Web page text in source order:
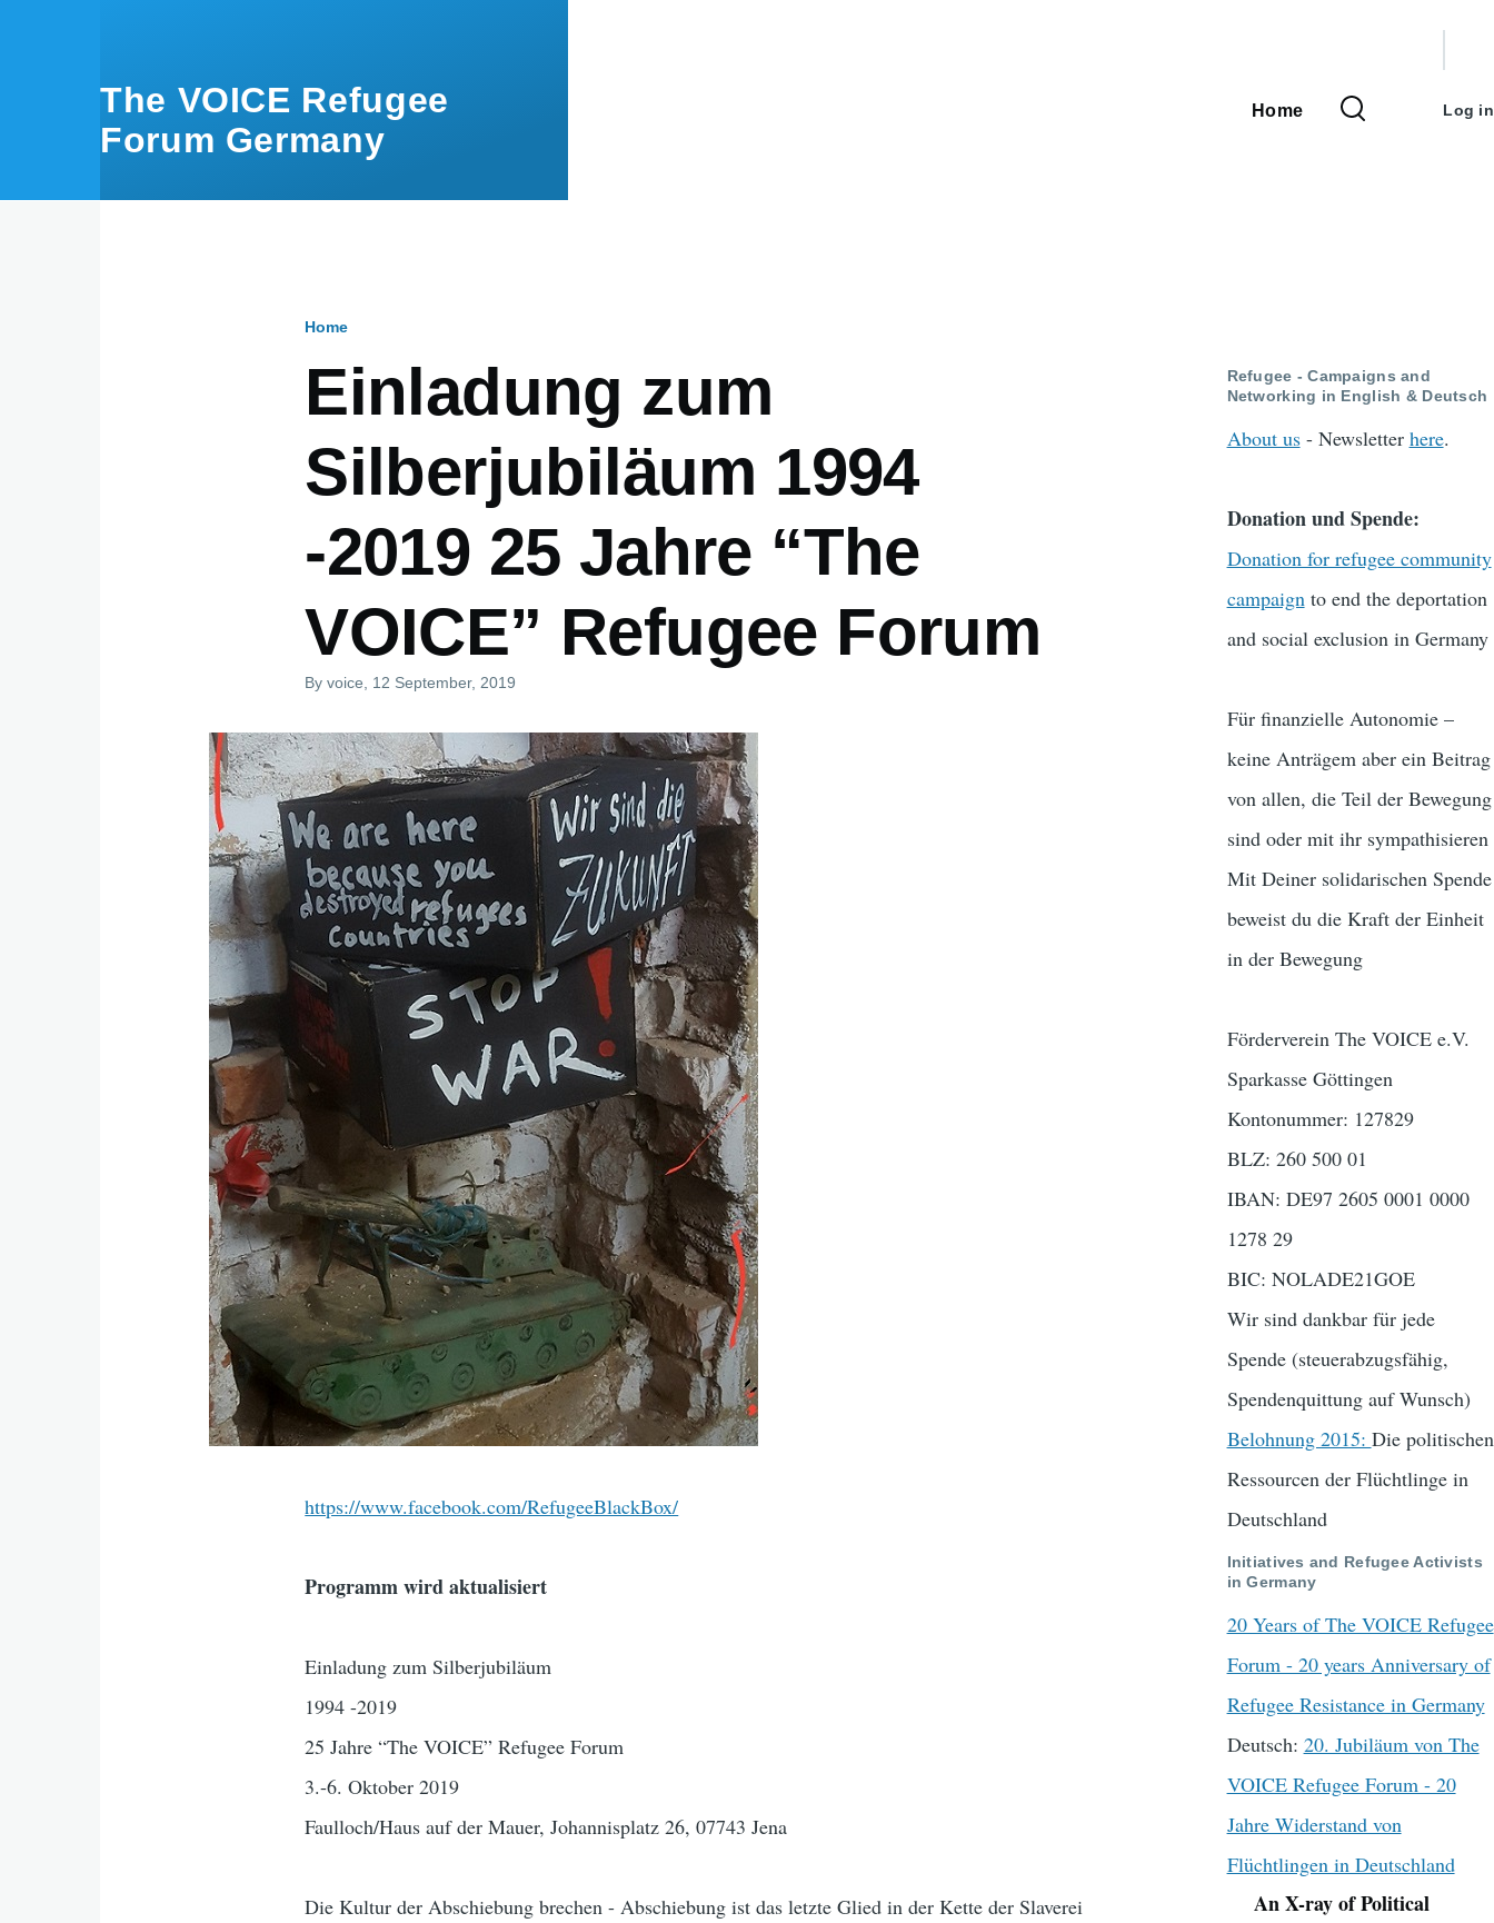
The VOICE Refugee
Forum Germany
Main
Home
menu
Log in
Home
Einladung zum
Silberjubiläum 1994
-2019 25 Jahre “The
VOICE” Refugee Forum
Byvoice , 12 September, 2019
https://www.facebook.com/RefugeeBlackBox/
Programm wird aktualisiert
Einladung zum Silberjubiläum
1994 -2019
25 Jahre “The VOICE” Refugee Forum
3.-6. Oktober 2019
Faulloch/Haus auf der Mauer, Johannisplatz 26, 07743 Jena
Die Kultur der Abschiebung brechen - Abschiebung ist das letzte Glied in der Kette der Slaverei
Refugee - Campaigns and
Networking in English & Deutsch
About us- Newsletter here.
Donation und Spende:
Donation for refugee community
campaignto end the deportation
and social exclusion in Germany
Für finanzielle Autonomie –
keine Anträgem aber ein Beitrag
von allen, die Teil der Bewegung
sind oder mit ihr sympathisieren
Mit Deiner solidarischen Spende
beweist du die Kraft der Einheit
in der Bewegung
Förderverein The VOICE e.V.
Sparkasse Göttingen
Kontonummer: 127829
BLZ: 260 500 01
IBAN: DE97 2605 0001 0000
1278 29
BIC: NOLADE21GOE
Wir sind dankbar für jede
Spende (steuerabzugsfähig,
Spendenquittung auf Wunsch)
Belohnung 2015: Die politischen
Ressourcen der Flüchtlinge in
Deutschland
Initiatives and Refugee Activists
in Germany
20 Years of The VOICE Refugee
Forum - 20 years Anniversary of
Refugee Resistance in Germany
Deutsch: 20. Jubiläum von The
VOICE Refugee Forum - 20
Jahre Widerstand von
Flüchtlingen in Deutschland
Navigation
An X-ray of Political